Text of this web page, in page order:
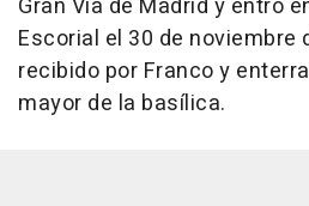
Gran Vía de Madrid y entró
Escorial el 30 de noviembre
recibido por Franco y
mayor de la basílica.